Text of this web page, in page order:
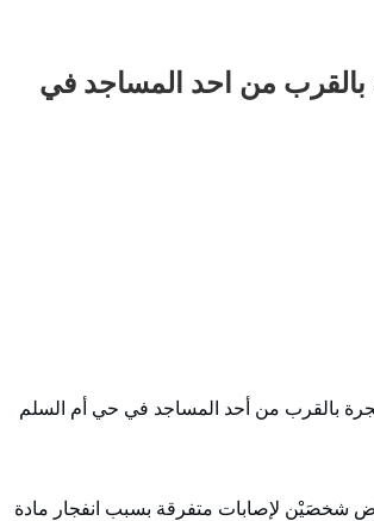
بالقرب من احد المساجد في
بالقرب من أحد المساجد في حي أم السلم
شخصَيْن لإصابات متفرقة بسبب انفجار مادة